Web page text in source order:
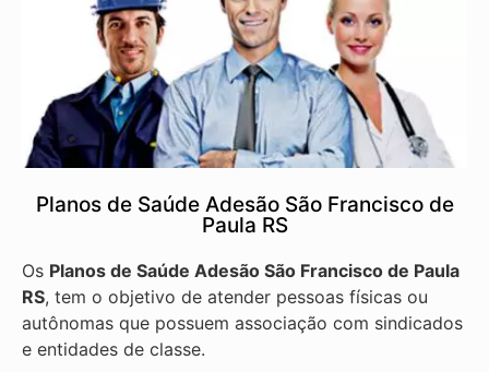
Planos de Saúde Adesão São Francisco de
Paula RS
Os Planos de Saúde Adesão São Francisco de Paula
RS, tem o objetivo de atender pessoas físicas ou
autônomas que possuem associação com sindicados
e entidades de classe.